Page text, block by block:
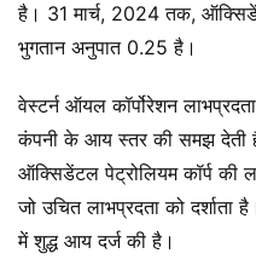
है। 31 मार्च, 2024 तक,
भुगतान अनुपात 0.25 है।
वेस्टर्न ऑयल कॉर्पोरेशन
कंपनी के आय स्तर की समझ देती
ऑक्सिडेंटल पेट्रोलियम कॉर्प की
जो उचित लाभप्रदता को दर्शाता
में शुद्ध आय दर्ज की है।